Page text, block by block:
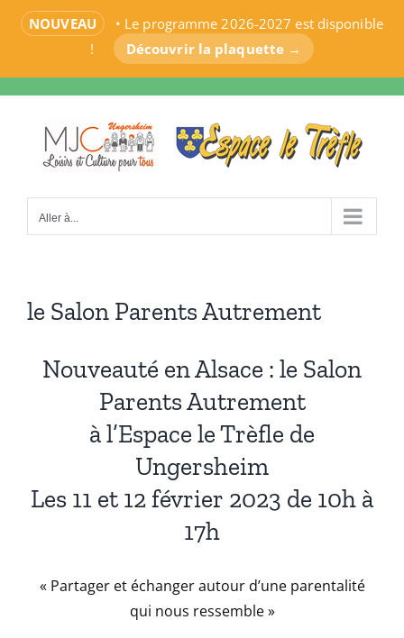
NOUVEAU
• Le programme 2026-2027 est disponible
!
Découvrir la plaquette →
contenu
Aller à...
le Salon Parents Autrement
Nouveauté en Alsace : le Salon
Parents Autrement
à l’Espace le Trèfle de
Ungersheim
Les 11 et 12 février 2023 de 10h à
17h
« Partager et échanger autour d’une parentalité
qui nous ressemble »